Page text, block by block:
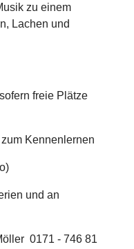
zu einem
Lachen und
freie Plätze
Kennenlernen
und an
0171 - 746 81